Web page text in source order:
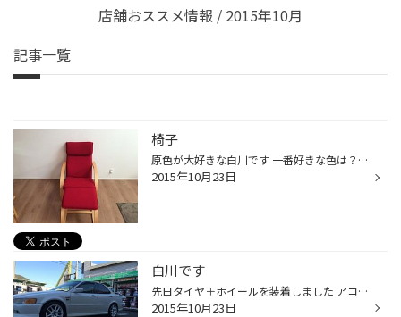
店舗おススメ情報 / 2015年10月
記事一覧
椅子
原色が大好きな白川です 一番好きな色は？と聞かれると青（ブルー）なのですが 何だか最近は赤が身の周りに増えてきている気がします その中の１つに椅子があります ６月より修理に出していた椅子が先日戻って来ました(^_^) 修理する前は白色だったのですが、戻ってきたら赤です！！ 正直カッコイイ...
2015年10月23日
白川です
先日タイヤ＋ホイールを装着しました アコードユーロＲの写真アップさせて頂きます Ｕ様いつも遠いのに御来店頂き有難う御座います またお気軽に遊びに来て下さい ライトも磨きますのでね(^_^)
2015年10月23日